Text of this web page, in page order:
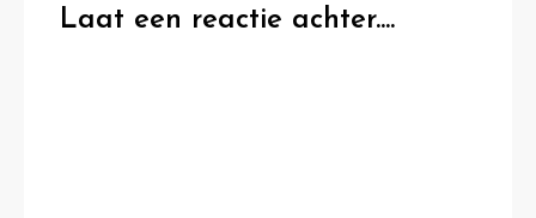
Laat een reactie achter....